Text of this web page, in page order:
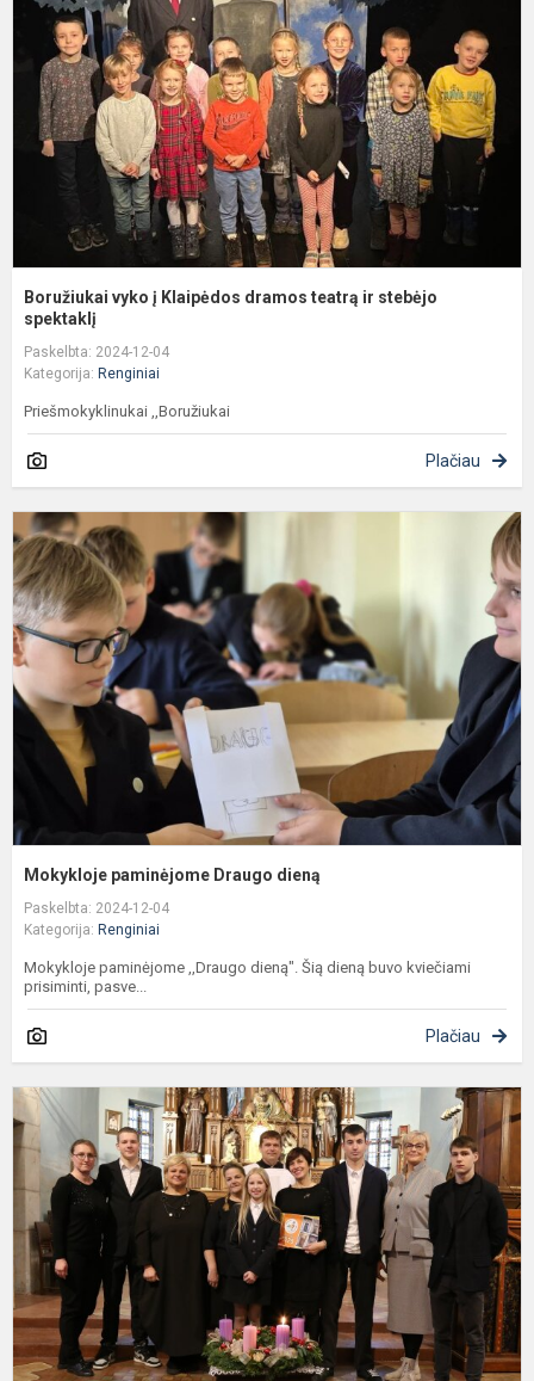
Boružiukai vyko į Klaipėdos dramos teatrą ir stebėjo
spektaklį
Paskelbta: 2024-12-04
Kategorija: Renginiai
Priešmokyklinukai ,,Boružiukai
Plačiau
Mokykloje paminėjome Draugo dieną
Paskelbta: 2024-12-04
Kategorija: Renginiai
Mokykloje paminėjome ,,Draugo dieną". Šią dieną buvo kviečiami
prisiminti, pasve...
Plačiau